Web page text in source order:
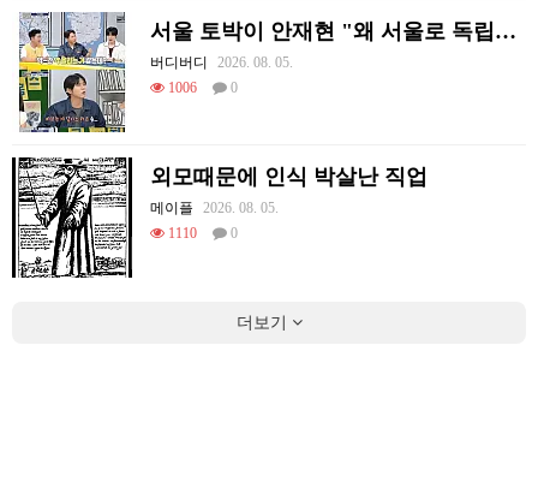
서울 토박이 안재현 "왜 서울로 독립해?"
버디버디
2026. 08. 05.
1006
0
외모때문에 인식 박살난 직업
메이플
2026. 08. 05.
1110
0
더보기